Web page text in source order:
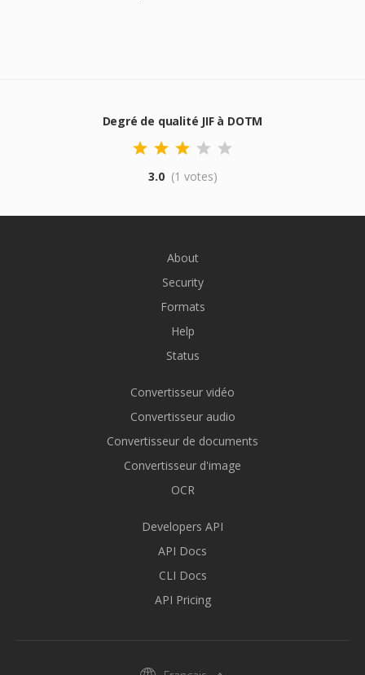
Degré de qualité JIF à DOTM
3.0 (1 votes)
About
Security
Formats
Help
Status
Convertisseur vidéo
Convertisseur audio
Convertisseur de documents
Convertisseur d'image
OCR
Developers API
API Docs
CLI Docs
API Pricing